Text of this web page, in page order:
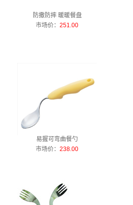
防撒防摔 暖暖餐盘
市场价：251.00
易握可弯曲餐勺
市场价：238.00